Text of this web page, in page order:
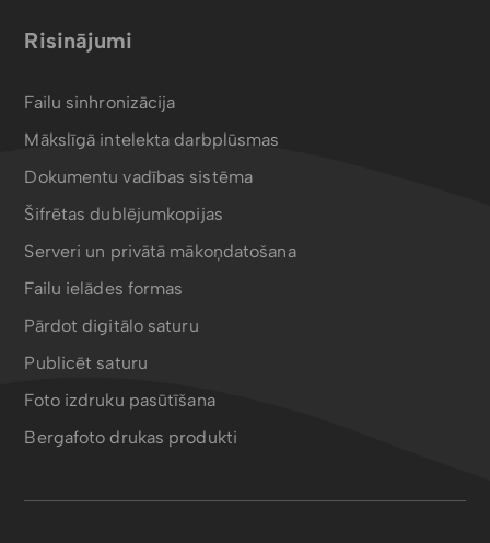
Risinājumi
Failu sinhronizācija
Mākslīgā intelekta darbplūsmas
Dokumentu vadības sistēma
Šifrētas dublējumkopijas
Serveri un privātā mākoņdatošana
Failu ielādes formas
Pārdot digitālo saturu
Publicēt saturu
Foto izdruku pasūtīšana
Bergafoto drukas produkti